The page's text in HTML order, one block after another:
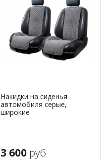
Накидки на сиденья
автомобиля серые,
широкие
3 600 руб